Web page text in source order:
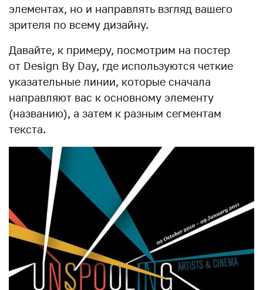
элементах, но и направлять взгляд вашего
зрителя по всему дизайну.
Давайте, к примеру, посмотрим на постер
от Design By Day, где используются четкие
указательные линии, которые сначала
направляют вас к основному элементу
(названию), а затем к разным сегментам
текста.